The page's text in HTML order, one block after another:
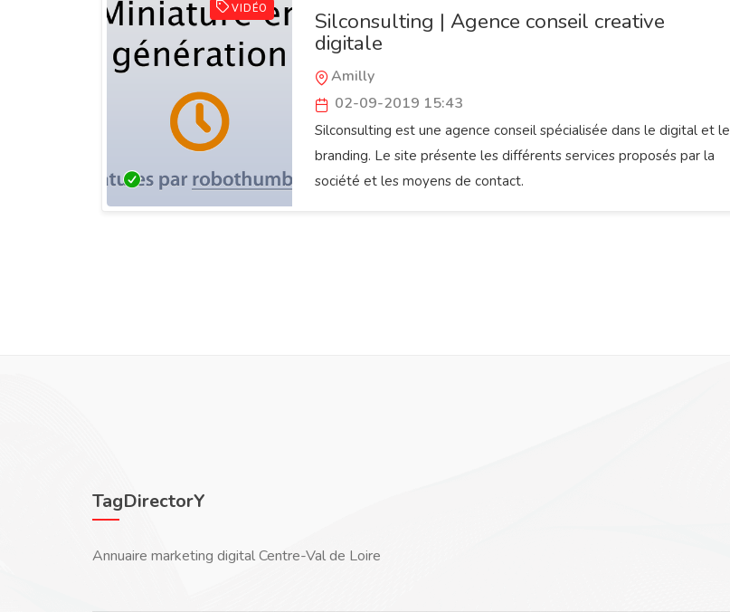
VIDÉO Silconsulting | Agence conseil creative
digitale
Amilly
02-09-2019 15:43
Silconsulting est une agence conseil spécialisée dans le digital et le
branding. Le site présente les différents services proposés par la
société et les moyens de contact.
TagDirectorY
Annuaire marketing digital Centre-Val de Loire